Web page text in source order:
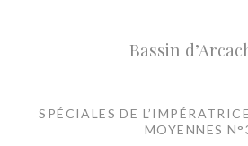
Bassin
SPÉCIALES DE
MOYENNES